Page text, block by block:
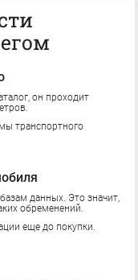
он проходит
транспортного
данных. Это значит,
обременений.
еще до покупки.